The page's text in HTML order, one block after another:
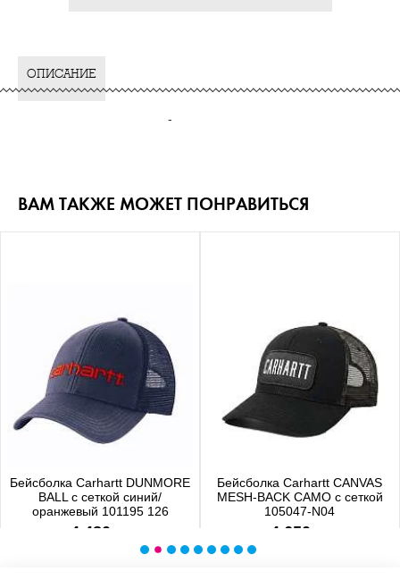
ОПИСАНИЕ
-
ВАМ ТАКЖЕ МОЖЕТ ПОНРАВИТЬСЯ
Бейсболка Carhartt DUNMORE
BALL с сеткой синий/
оранжевый 101195 126
4 480 р.
Бейсболка Carhartt CANVAS
MESH-BACK CAMO с сеткой
105047-N04
4 650 р.